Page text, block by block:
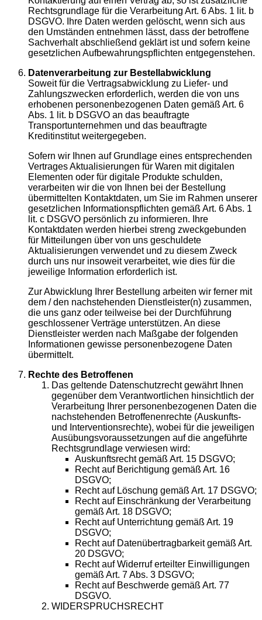
Rechtsgrundlage für die Verarbeitung Art. 6 Abs. 1 lit. b
DSGVO. Ihre Daten werden gelöscht, wenn sich aus
den Umständen entnehmen lässt, dass der betroffene
Sachverhalt abschließend geklärt ist und sofern keine
gesetzlichen Aufbewahrungspflichten entgegenstehen.
Datenverarbeitung zur Bestellabwicklung
Soweit für die Vertragsabwicklung zu Liefer- und
Zahlungszwecken erforderlich, werden die von uns
erhobenen personenbezogenen Daten gemäß Art. 6
Abs. 1 lit. b DSGVO an das beauftragte
Transportunternehmen und das beauftragte
Kreditinstitut weitergegeben.
Sofern wir Ihnen auf Grundlage eines entsprechenden
Vertrages Aktualisierungen für Waren mit digitalen
Elementen oder für digitale Produkte schulden,
verarbeiten wir die von Ihnen bei der Bestellung
übermittelten Kontaktdaten, um Sie im Rahmen unserer
gesetzlichen Informationspflichten gemäß Art. 6 Abs. 1
lit. c DSGVO persönlich zu informieren. Ihre
Kontaktdaten werden hierbei streng zweckgebunden
für Mitteilungen über von uns geschuldete
Aktualisierungen verwendet und zu diesem Zweck
durch uns nur insoweit verarbeitet, wie dies für die
jeweilige Information erforderlich ist.
Zur Abwicklung Ihrer Bestellung arbeiten wir ferner mit
dem / den nachstehenden Dienstleister(n) zusammen,
die uns ganz oder teilweise bei der Durchführung
geschlossener Verträge unterstützen. An diese
Dienstleister werden nach Maßgabe der folgenden
Informationen gewisse personenbezogene Daten
übermittelt.
Rechte des Betroffenen
Das geltende Datenschutzrecht gewährt Ihnen
gegenüber dem Verantwortlichen hinsichtlich der
Verarbeitung Ihrer personenbezogenen Daten die
nachstehenden Betroffenenrechte (Auskunfts-
und Interventionsrechte), wobei für die jeweiligen
Ausübungsvoraussetzungen auf die angeführte
Rechtsgrundlage verwiesen wird:
Auskunftsrecht gemäß Art. 15 DSGVO;
Recht auf Berichtigung gemäß Art. 16
DSGVO;
Recht auf Löschung gemäß Art. 17 DSGVO;
Recht auf Einschränkung der Verarbeitung
gemäß Art. 18 DSGVO;
Recht auf Unterrichtung gemäß Art. 19
DSGVO;
Recht auf Datenübertragbarkeit gemäß Art.
20 DSGVO;
Recht auf Widerruf erteilter Einwilligungen
gemäß Art. 7 Abs. 3 DSGVO;
Recht auf Beschwerde gemäß Art. 77
DSGVO.
WIDERSPRUCHSRECHT